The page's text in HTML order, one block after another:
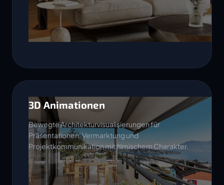
3D Animationen
Bewegte Architekturvisualisierungen für
Präsentationen, Vermarktung und
Projektkommunikation mit filmischem Charakter.